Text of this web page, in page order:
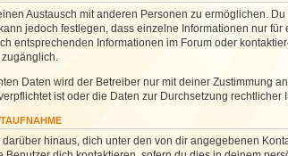
Austausch mit anderen Personen zu ermöglichen.
jedoch festlegen, dass einzelne Informationen nur
entsprechenden Informationen im Forum oder
Daten wird der Betreiber nur mit deiner Zustimmung
ist oder die Daten zur Durchsetzung rechtlicher
darüber hinaus, dich unter den von dir angegebenen